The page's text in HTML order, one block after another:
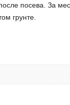
посева. За
грунте.